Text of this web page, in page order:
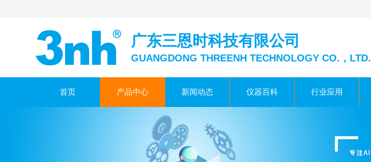
广东三恩时科技有限公司
GUANGDONG THREENH TECHNOLOGY CO.，LTD.
首页 产品中心 新闻动态 仪器百科 行业应用